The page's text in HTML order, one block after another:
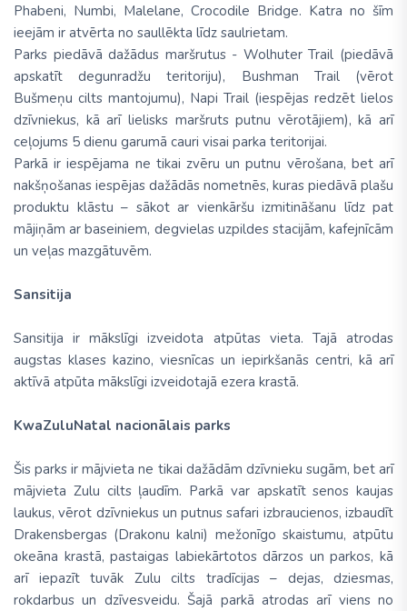
Phabeni, Numbi, Malelane, Crocodile Bridge. Katra no šīm
ieejām ir atvērta no saullēkta līdz saulrietam.
Parks piedāvā dažādus maršrutus - Wolhuter Trail (piedāvā
apskatīt degunradžu teritoriju), Bushman Trail (vērot
Bušmeņu cilts mantojumu), Napi Trail (iespējas redzēt lielos
dzīvniekus, kā arī lielisks maršruts putnu vērotājiem), kā arī
ceļojums 5 dienu garumā cauri visai parka teritorijai.
Parkā ir iespējama ne tikai zvēru un putnu vērošana, bet arī
nakšņošanas iespējas dažādās nometnēs, kuras piedāvā plašu
produktu klāstu – sākot ar vienkāršu izmitināšanu līdz pat
mājiņām ar baseiniem, degvielas uzpildes stacijām, kafejnīcām
un veļas mazgātuvēm.
Sansitija
Sansitija ir mākslīgi izveidota atpūtas vieta. Tajā atrodas
augstas klases kazino, viesnīcas un iepirkšanās centri, kā arī
aktīvā atpūta mākslīgi izveidotajā ezera krastā.
KwaZuluNatal nacionālais parks
Šis parks ir mājvieta ne tikai dažādām dzīvnieku sugām, bet arī
mājvieta Zulu cilts ļaudīm. Parkā var apskatīt senos kaujas
laukus, vērot dzīvniekus un putnus safari izbraucienos, izbaudīt
Drakensbergas (Drakonu kalni) mežonīgo skaistumu, atpūtu
okeāna krastā, pastaigas labiekārtotos dārzos un parkos, kā
arī iepazīt tuvāk Zulu cilts tradīcijas – dejas, dziesmas,
rokdarbus un dzīvesveidu. Šajā parkā atrodas arī viens no